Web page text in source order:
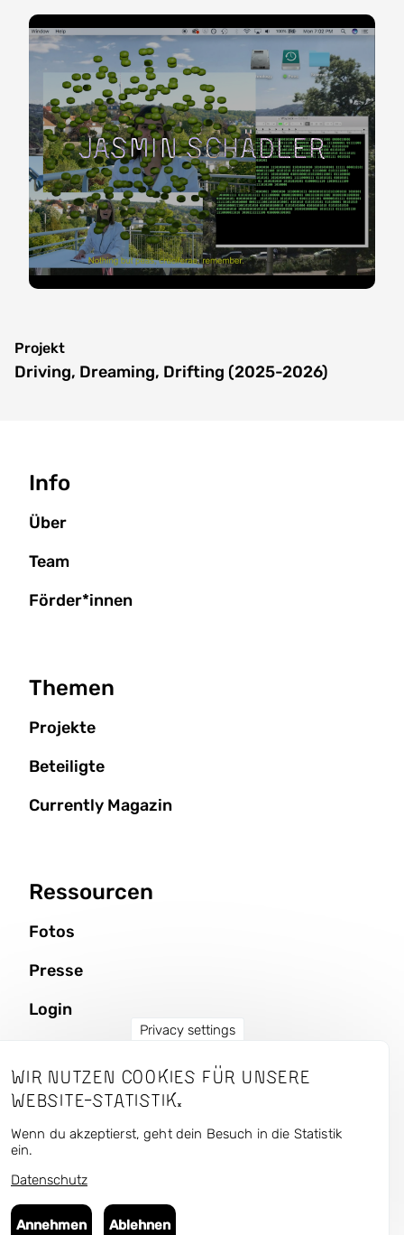
Jasmin Schädler
Projekt
Driving, Dreaming, Drifting (2025-2026)
CURRENT — Kunst und
Urbaner Raum
Folge uns in den unsozialen Medien:
Bluesky, Instagram,
Info
Über
Team
Förder*innen
Themen
Projekte
Beteiligte
Currently Magazin
Ressourcen
Fotos
Presse
Login
Privacy settings
Wir nutzen Cookies für unsere
Website-Statistik.
Wenn du akzeptierst, geht dein Besuch in die Statistik
ein.
Datenschutz
Annehmen Ablehnen